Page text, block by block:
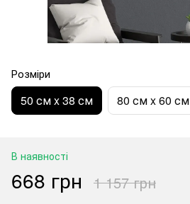
Розміри
50 см x 38 см 80 см x 60 см
В наявності
668 грн 1 157 грн